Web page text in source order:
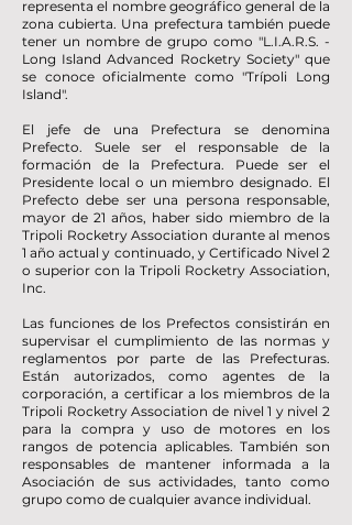
representa el nombre geográfico general de la
zona cubierta. Una prefectura también puede
tener un nombre de grupo como "L.I.A.R.S. -
Long Island Advanced Rocketry Society" que
se conoce oficialmente como "Trípoli Long
Island".
El jefe de una Prefectura se denomina
Prefecto. Suele ser el responsable de la
formación de la Prefectura. Puede ser el
Presidente local o un miembro designado. El
Prefecto debe ser una persona responsable,
mayor de 21 años, haber sido miembro de la
Tripoli Rocketry Association durante al menos
1 año actual y continuado, y Certificado Nivel 2
o superior con la Tripoli Rocketry Association,
Inc.
Las funciones de los Prefectos consistirán en
supervisar el cumplimiento de las normas y
reglamentos por parte de las Prefecturas.
Están autorizados, como agentes de la
corporación, a certificar a los miembros de la
Tripoli Rocketry Association de nivel 1 y nivel 2
para la compra y uso de motores en los
rangos de potencia aplicables. También son
responsables de mantener informada a la
Asociación de sus actividades, tanto como
grupo como de cualquier avance individual.